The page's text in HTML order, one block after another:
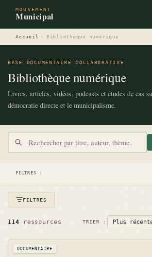
MOUVEMENT
Municipal
Accueil › Bibliothèque numérique
BASE DOCUMENTAIRE COLLABORATIVE
Bibliothèque numérique
Livres, articles, vidéos, podcasts et études de cas
démocratie directe et le municipalisme.
FILTRES :
FILTRES
114 ressources TRIER :
DOCUMENTAIRE